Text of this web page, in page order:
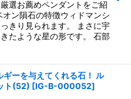
選お薦めペンダントをご紹
ン隕石の特徴ウィドマンシ
きり見られます。 まさに宇
たような星の形です。 石部
ーを与えてくれる石！ ル
ト(52) [IG-B-000052]